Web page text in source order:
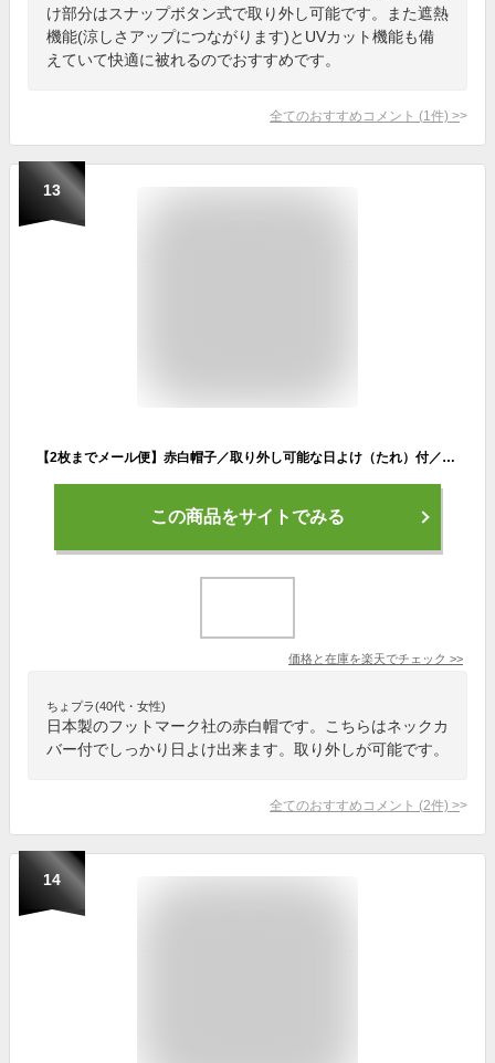
け部分はスナップボタン式で取り外し可能です。また遮熱
機能(涼しさアップにつながります)とUVカット機能も備
えていて快適に被れるのでおすすめです。
全てのおすすめコメント (1 件) >
13
【2枚までメール便】赤白帽子／取り外し可能な日よけ（たれ）付／LLサイズ／フットマーク製 赤白ぼうし 紅白帽子 運動帽子
この商品をサイトでみる
価格と在庫を楽天でチェック >>
ちょプラ(40代・女性)
日本製のフットマーク社の赤白帽です。こちらはネックカ
バー付でしっかり日よけ出来ます。取り外しが可能です。
全てのおすすめコメント (2件) >
14